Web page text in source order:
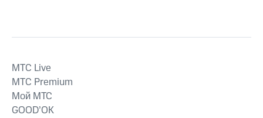
MTС Live
MTС Premium
Мой МТС
GOOD’OK